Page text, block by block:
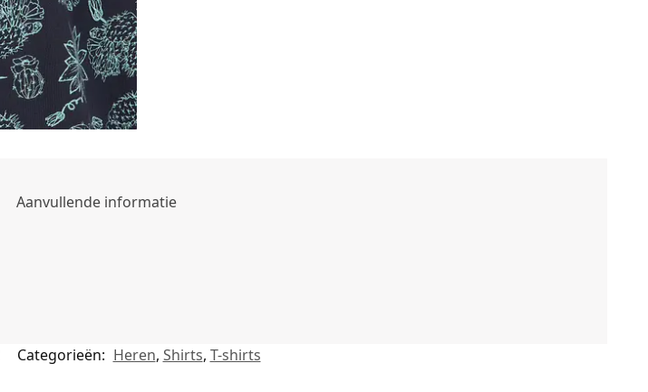
Aanvullende informatie
Categorieën: Heren, Shirts, T-shirts